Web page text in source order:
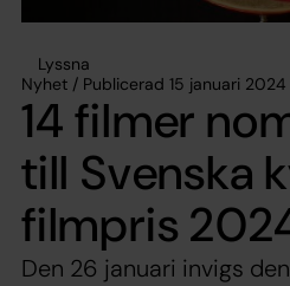
Lyssna
Nyhet / Publicerad 15 januari
14 filmer
till Svenska
filmpris
Den 26 januari invigs